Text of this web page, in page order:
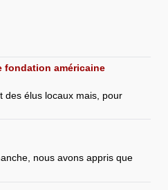
fondation américaine
des élus locaux mais, pour
nous avons appris que